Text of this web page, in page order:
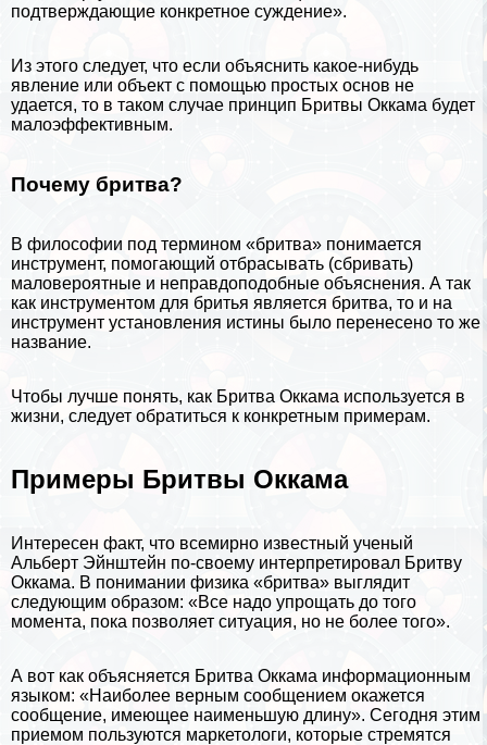
подтверждающие конкретное суждение».
Из этого следует, что если объяснить какое-нибудь
явление или объект с помощью простых основ не
удается, то в таком случае принцип Бритвы Оккама будет
малоэффективным.
Почему бритва?
В философии под термином «бритва» понимается
инструмент, помогающий отбрасывать (сбривать)
маловероятные и неправдоподобные объяснения. А так
как инструментом для бритья является бритва, то и на
инструмент установления истины было перенесено то же
название.
Чтобы лучше понять, как Бритва Оккама используется в
жизни, следует обратиться к конкретным примерам.
Примеры Бритвы Оккама
Интересен факт, что всемирно известный ученый
Альберт Эйнштейн по-своему интерпретировал Бритву
Оккама. В понимании физика «бритва» выглядит
следующим образом: «Все надо упрощать до того
момента, пока позволяет ситуация, но не более того».
А вот как объясняется Бритва Оккама информационным
языком: «Наиболее верным сообщением окажется
сообщение, имеющее наименьшую длину». Сегодня этим
приемом пользуются маркетологи, которые стремятся